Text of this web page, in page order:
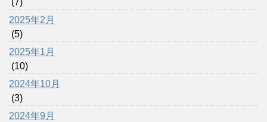
(7)
2025年2月
(5)
2025年1月
(10)
2024年10月
(3)
2024年9月